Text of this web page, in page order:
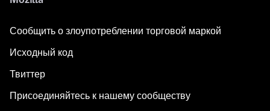
Сообщить о злоупотреблении торговой маркой
Исходный код
Твиттер
Присоединяйтесь к нашему сообществу